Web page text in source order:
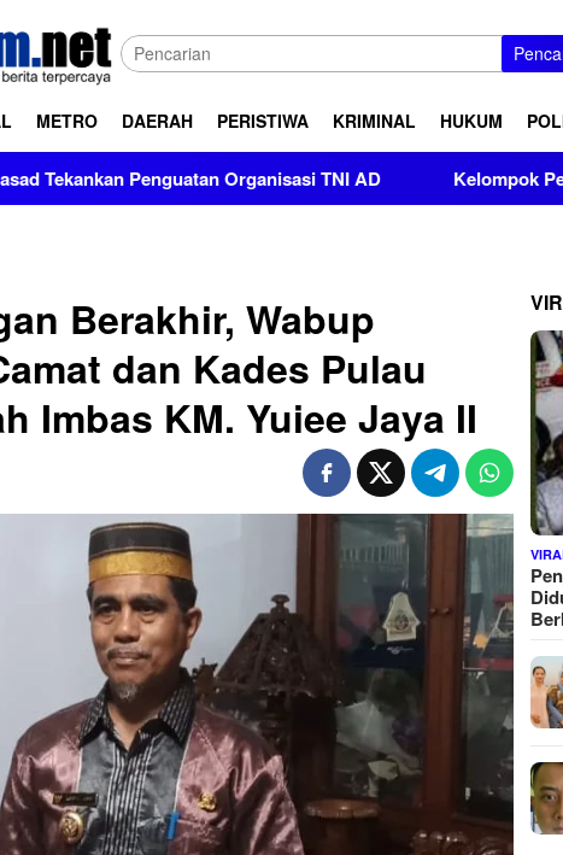
METRO DAERAH PERISTIWA KRIMINAL HUKUM
Penguatan Organisasi TNI AD Kelompok Pendukung
Berakhir, Wabup
dan Kades Pulau
Imbas KM. Yuiee Jaya II